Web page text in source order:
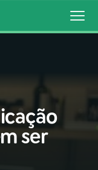
ser